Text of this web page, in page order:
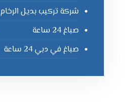
شركة تركيب بديل الرخام
صباغ 24 ساعة
صباغ في دبي 24 ساعة